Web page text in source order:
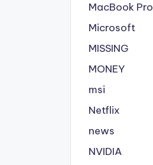
MacBook Pro
Microsoft
MISSING
MONEY
msi
Netflix
news
NVIDIA